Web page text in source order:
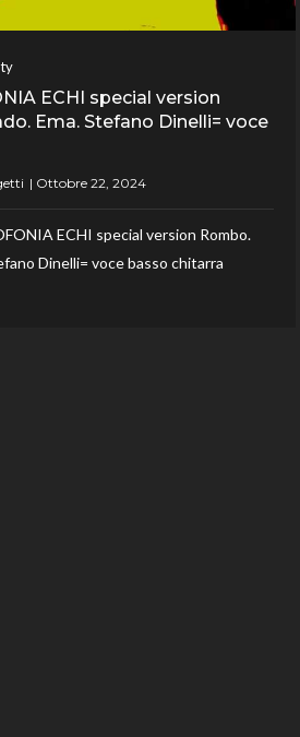
ECHI special version
Ema. Stefano Dinelli= voce
ECHI special version Rombo.
Dinelli= voce basso chitarra